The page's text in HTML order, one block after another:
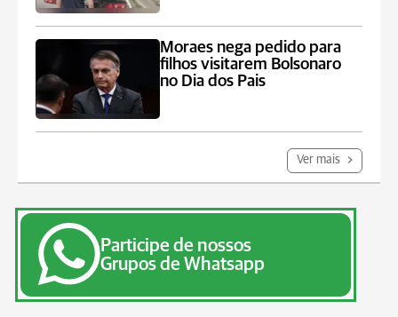
Moraes nega pedido para
filhos visitarem Bolsonaro
no Dia dos Pais
Ver mais
Participe de nossos
Grupos de Whatsapp